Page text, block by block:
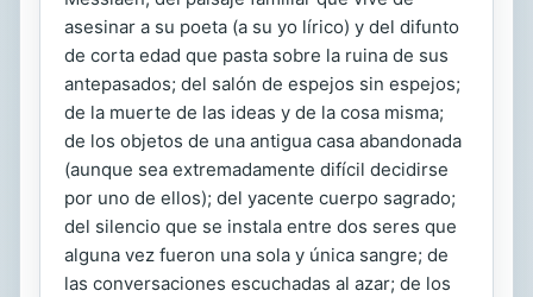
asesinar a su poeta (a su yo lírico) y del difunto
de corta edad que pasta sobre la ruina de sus
antepasados; del salón de espejos sin espejos;
de la muerte de las ideas y de la cosa misma;
de los objetos de una antigua casa abandonada
(aunque sea extremadamente difícil decidirse
por uno de ellos); del yacente cuerpo sagrado;
del silencio que se instala entre dos seres que
alguna vez fueron una sola y única sangre; de
las conversaciones escuchadas al azar; de los